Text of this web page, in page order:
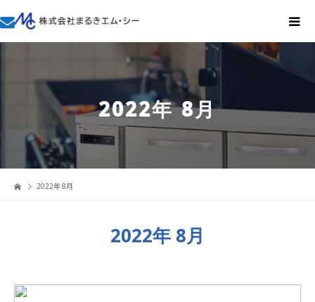
2022年 8月
2022年 8月
2022年 8月